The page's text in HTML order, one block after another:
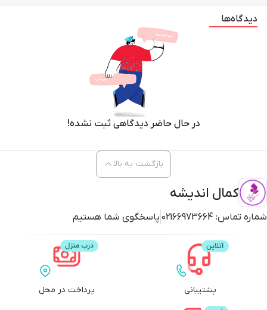
دیدگاه‌ها
در حال حاضر دیدگاهی ثبت نشده!
کمال اندیشه
شماره تماس: 02166973664 پاسخگوی شما هستیم
بازگشت به بالا
پشتیبانی پرداخت در محل